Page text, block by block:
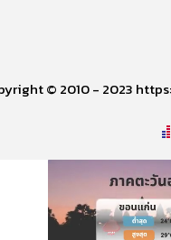
© 2010 - 2023